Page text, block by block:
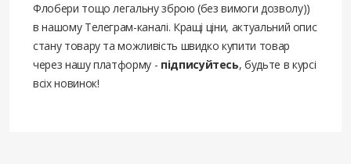
Флобери тощо легальну зброю (без вимоги дозволу))
в нашому Телеграм-каналі. Кращі ціни, актуальний опис
стану товару та можливість швидко купити товар
через нашу платформу - підписуйтесь, будьте в курсі
всіх новинок!